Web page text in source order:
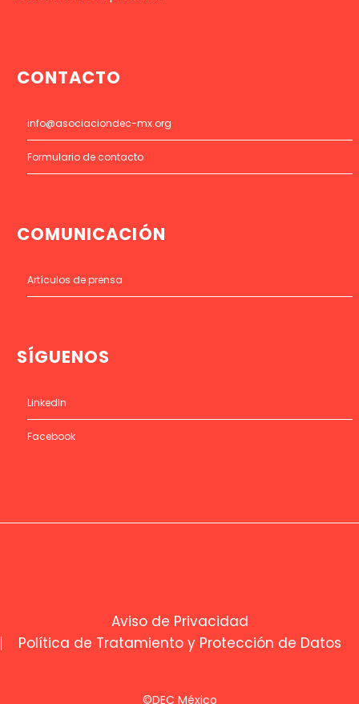
CONTACTO
info@asociaciondec-mx.org
Formulario de contacto
COMUNICACIÓN
Artículos de prensa
SÍGUENOS
LinkedIn
Facebook
Aviso de Privacidad
Política de Tratamiento y Protección de Datos
©DEC México